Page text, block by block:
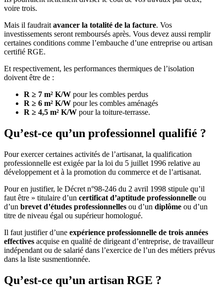
voire trois.
Mais il faudrait avancer la totalité de la facture. Vos
investissements seront remboursés après. Vous devez aussi remplir
certaines conditions comme l’embauche d’une entreprise ou artisan
certifié RGE.
Et respectivement, les performances thermiques de l’isolation
doivent être de :
R ≥ 7 m² K/W pour les combles perdus
R ≥ 6 m² K/W pour les combles aménagés
R ≥ 4,5 m² K/W pour la toiture-terrasse.
Qu’est-ce qu’un professionnel qualifié ?
Pour exercer certaines activités de l’artisanat, la qualification
professionnelle est exigée par la loi du 5 juillet 1996 relative au
développement et à la promotion du commerce et de l’artisanat.
Pour en justifier, le Décret n°98-246 du 2 avril 1998 stipule qu’il
faut être » titulaire d’un certificat d’aptitude professionnelle ou
d’un brevet d’études professionnelles ou d’un diplôme ou d’un
titre de niveau égal ou supérieur homologué.
Il faut justifier d’une expérience professionnelle de trois années
effectives acquise en qualité de dirigeant d’entreprise, de travailleur
indépendant ou de salarié dans l’exercice de l’un des métiers prévus
dans la liste susmentionnée.
Qu’est-ce qu’un artisan RGE ?